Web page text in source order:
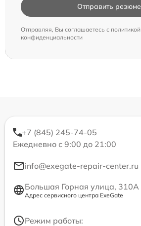
Отправить резюме
Отправляя, Вы соглашаетесь с политикой
конфиденциальности
+7 (845) 245-74-05
Ежедневно с 9:00 до 21:00
info@exegate-repair-center.ru
Большая Горная улица, 310А
Адрес сервисного центра ExeGate
Режим работы: